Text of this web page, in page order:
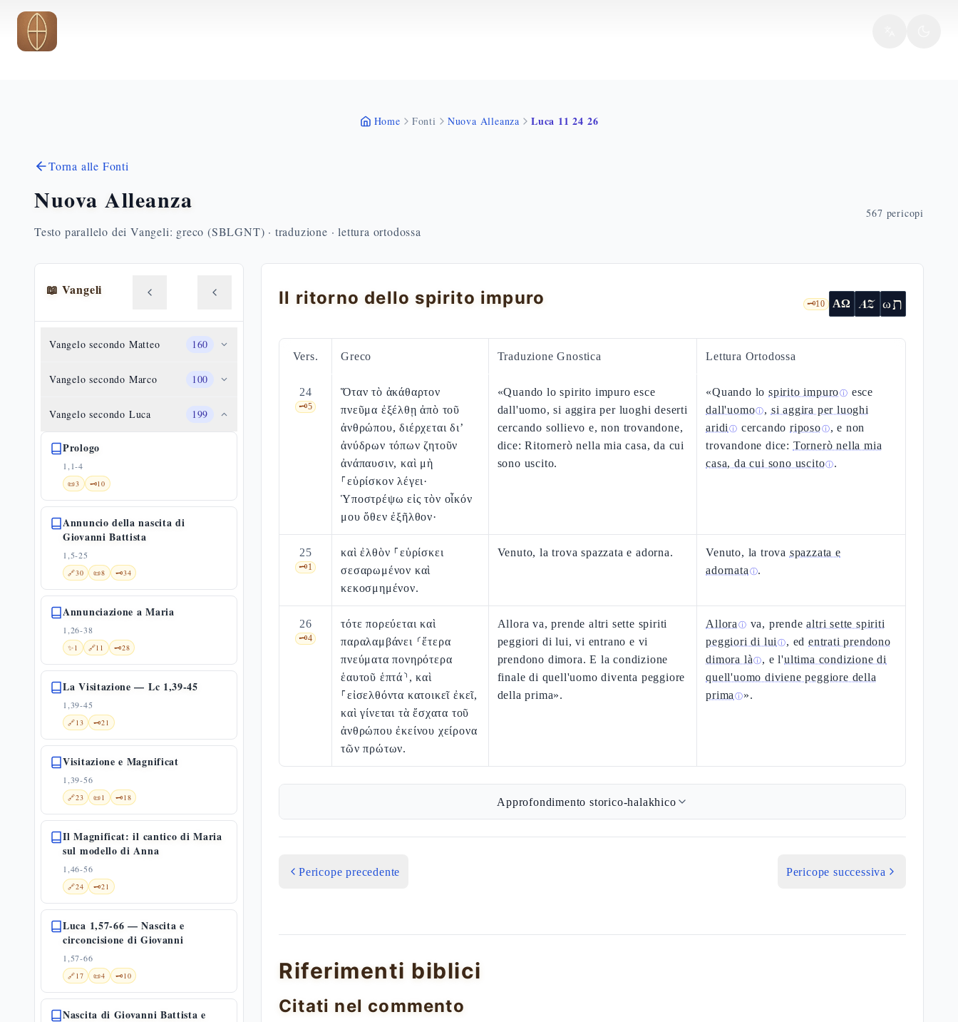
Vai al contenuto principale
Home Fonti Nuova Alleanza Luca 11 24 26
Torna alle Fonti
Nuova Alleanza
Testo parallelo dei Vangeli: greco (SBLGNT) · traduzione · lettura ortodossa
567 pericopi
📖 Vangeli
Vangelo secondo Matteo 160
Vangelo secondo Marco 100
Vangelo secondo Luca 199
Prologo
1,1-4
📜3 🗝️10
Annuncio della nascita di
Giovanni Battista
1,5-25
🔗30 📜8 🗝️34
Annunciazione a Maria
1,26-38
✨1 🔗11 🗝️28
La Visitazione — Lc 1,39-45
1,39-45
🔗13 🗝️21
Visitazione e Magnificat
1,39-56
🔗23 📜1 🗝️18
Il Magnificat: il cantico di Maria
sul modello di Anna
1,46-56
🔗24 🗝️21
Luca 1,57-66 — Nascita e
circoncisione di Giovanni
1,57-66
🔗17 📜4 🗝️10
Nascita di Giovanni Battista e
Il ritorno dello spirito impuro 🗝️10 ΑΩ AZ ωת
Vers. Greco Traduzione Gnostica Lettura Ortodossa
24
🗝️5
Ὅταν τὸ ἀκάθαρτον
πνεῦμα ἐξέλθῃ ἀπὸ τοῦ
ἀνθρώπου, διέρχεται δι’
ἀνύδρων τόπων ζητοῦν
ἀνάπαυσιν, καὶ μὴ
⸀εὑρίσκον λέγει·
Ὑποστρέψω εἰς τὸν οἶκόν
μου ὅθεν ἐξῆλθον·
«Quando lo spirito impuro esce
dall'uomo, si aggira per luoghi deserti
cercando sollievo e, non trovandone,
dice: Ritornerò nella mia casa, da cui
sono uscito.
«Quando lospirito impuroⓘ esce
dall'uomoⓘ, si aggira per luoghi
aridi ⓘ cercandoriposoⓘ, e non
trovandone dice: Tornerò nella mia
casa, da cui sono uscitoⓘ.
25
🗝️1
καὶ ἐλθὸν ⸀εὑρίσκει
σεσαρωμένον καὶ
κεκοσμημένον.
Venuto, la trova spazzata e adorna. Venuto, la trova spazzata e
adornata ⓘ.
26
🗝️4
τότε πορεύεται καὶ
παραλαμβάνει ⸂ἕτερα
πνεύματα πονηρότερα
ἑαυτοῦ ἑπτά⸃, καὶ
⸀εἰσελθόντα κατοικεῖ ἐκεῖ,
καὶ γίνεται τὰ ἔσχατα τοῦ
ἀνθρώπου ἐκείνου χείρονα
τῶν πρώτων.
Allora va, prende altri sette spiriti
peggiori di lui, vi entrano e vi
prendono dimora. E la condizione
finale di quell'uomo diventa peggiore
della prima».
Allora ⓘ va, prendealtri sette spiriti
peggiori di lui ⓘ, edentrati prendono
dimora là ⓘ, e l'ultima condizione di
quell'uomo diviene peggiore della
prima ⓘ».
Approfondimento storico-halakhico
Pericope precedente Pericope successiva
Riferimenti biblici
Citati nel commento